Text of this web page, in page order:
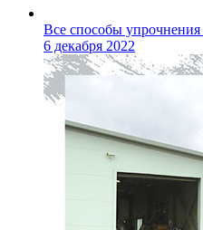
Все способы упрочнения
6 декабря 2022